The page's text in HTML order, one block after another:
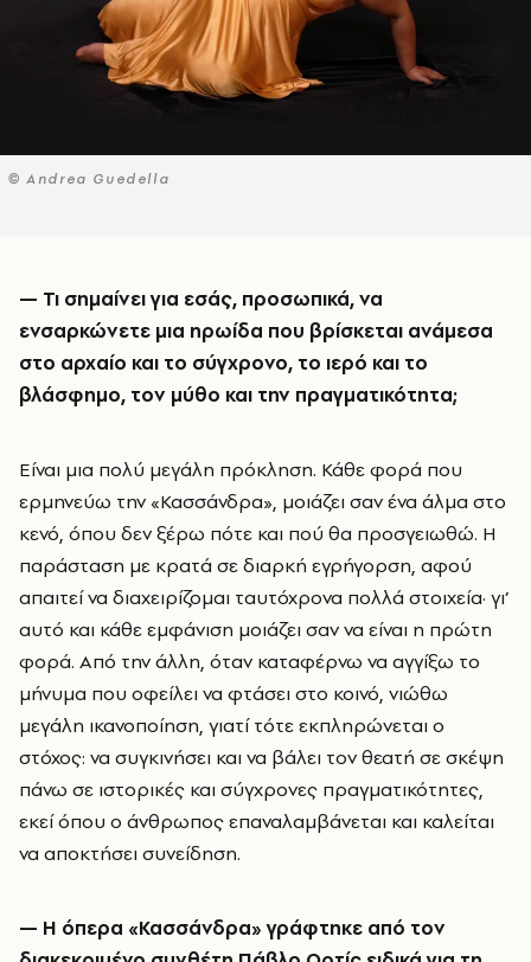
© Andrea Guedella
— Τι σημαίνει για εσάς, προσωπικά, να
ενσαρκώνετε μια ηρωίδα που βρίσκεται ανάμεσα
στο αρχαίο και το σύγχρονο, το ιερό και το
βλάσφημο, τον μύθο και την πραγματικότητα;
Είναι μια πολύ μεγάλη πρόκληση. Κάθε φορά που
ερμηνεύω την «Κασσάνδρα», μοιάζει σαν ένα άλμα στο
κενό, όπου δεν ξέρω πότε και πού θα προσγειωθώ. Η
παράσταση με κρατά σε διαρκή εγρήγορση, αφού
απαιτεί να διαχειρίζομαι ταυτόχρονα πολλά στοιχεία· γι’
αυτό και κάθε εμφάνιση μοιάζει σαν να είναι η πρώτη
φορά. Από την άλλη, όταν καταφέρνω να αγγίξω το
μήνυμα που οφείλει να φτάσει στο κοινό, νιώθω
μεγάλη ικανοποίηση, γιατί τότε εκπληρώνεται ο
στόχος: να συγκινήσει και να βάλει τον θεατή σε σκέψη
πάνω σε ιστορικές και σύγχρονες πραγματικότητες,
εκεί όπου ο άνθρωπος επαναλαμβάνεται και καλείται
να αποκτήσει συνείδηση.
— Η όπερα «Κασσάνδρα» γράφτηκε από τον